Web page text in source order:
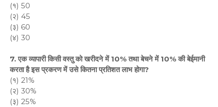
(१) 50
(२) 45
(३) 60
(४) 30
7. एक व्यापारी किसी वस्तु को खरीदने में 10% तथा बेचने में 10% की बेईमानी
करता है इस प्रकरण में उसे कितना प्रतिशत लाभ होगा?
(१) 21%
(२) 30%
(३) 25%